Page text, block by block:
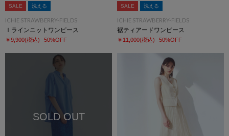
SALE 洗える
ICHIE STRAWBERRY-FIELDS
Ｉラインニットワンピース
￥9,900(税込) 50%OFF
SALE 洗える
ICHIE STRAWBERRY-FIELDS
裾ティアードワンピース
￥11,000(税込) 50%OFF
SOLD OUT